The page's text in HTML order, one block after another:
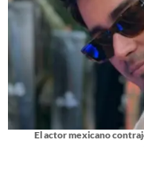
El actor mexicano